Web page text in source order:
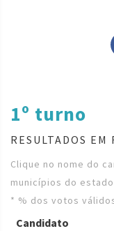
1º turno
RESULTADOS
Clique no nome do
municípios do
* % dos votos
Candidato